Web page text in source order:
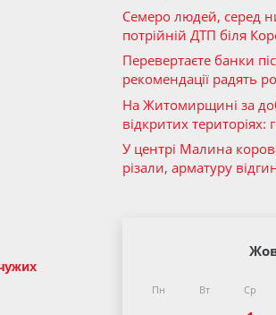
Семеро людей, серед
потрійній ДТП біля
Перевертаєте банки
рекомендації радять
На Житомирщині за
відкритих територіях:
У центрі Малина
різали, арматуру
Пн Вт Ср